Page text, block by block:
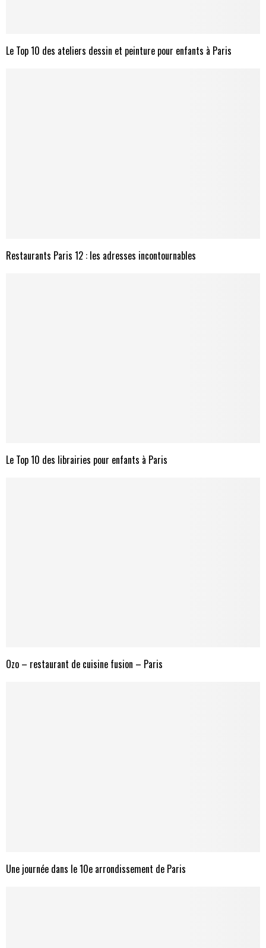
Le Top 10 des ateliers dessin et peinture pour enfants à Paris
Restaurants Paris 12 : les adresses incontournables
Le Top 10 des librairies pour enfants à Paris
Ozo – restaurant de cuisine fusion – Paris
Une journée dans le 10e arrondissement de Paris